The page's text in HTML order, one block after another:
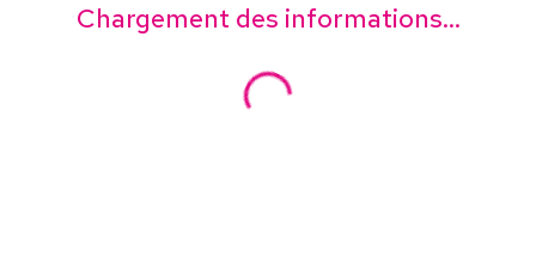
Chargement des informations...